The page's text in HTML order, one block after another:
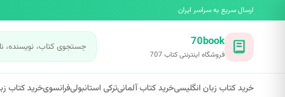
ارسال سریع به سراسر ایران
70book
فروشگاه اینترنتی کتاب 707
خرید کتاب زبان انگلیسیخرید کتاب آلمانیترکی استانبولیفرانسویخرید کتاب